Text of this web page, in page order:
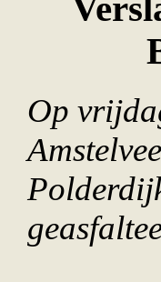
Op